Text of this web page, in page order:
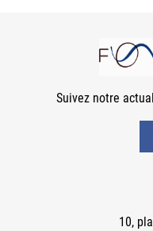
Suivez notre
10,